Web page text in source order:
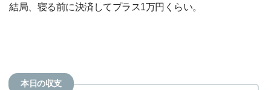
結局、寝る前に決済してプラス1万円くらい。
本日の収支